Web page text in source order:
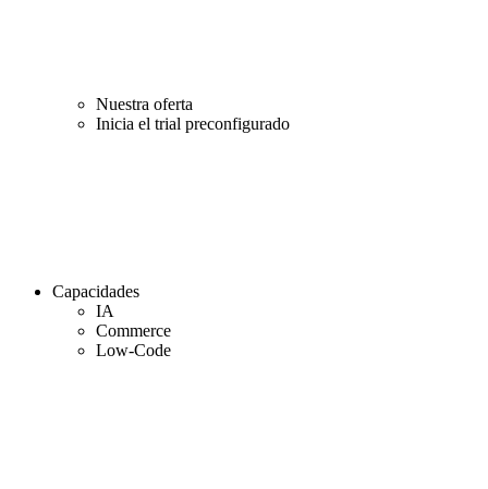
Nuestra oferta
Inicia el trial preconfigurado
Capacidades
IA
Commerce
Low-Code